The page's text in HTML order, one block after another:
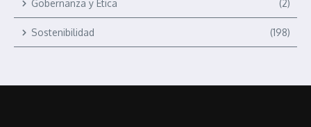
Gobernanza y Ética (2)
Sostenibilidad (198)